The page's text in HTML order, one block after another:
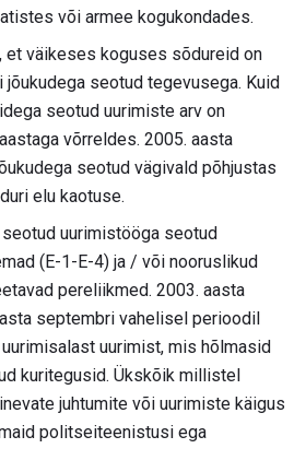
või armee kogukondades.
et väikeses koguses sõdureid on
jõukudega seotud tegevusega. Kuid
seotud uurimiste arv on
võrreldes. 2005. aasta
seotud vägivald põhjustas
elu kaotuse.
seotud uurimistööga seotud
(E-1-E-4) ja / või nooruslikud
pereliikmed. 2003. aasta
septembri vahelisel perioodil
uurimist, mis hõlmasid
kuritegusid. Ükskõik millistel
juhtumite või uurimiste käigus
politseiteenistusi ega